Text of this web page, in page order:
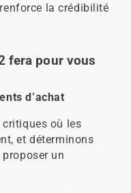
la crédibilité
fera pour vous
d’achat
où les
et déterminons
un